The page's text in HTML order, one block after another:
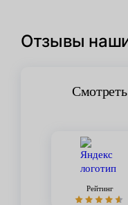
Отзывы
Рейтинг